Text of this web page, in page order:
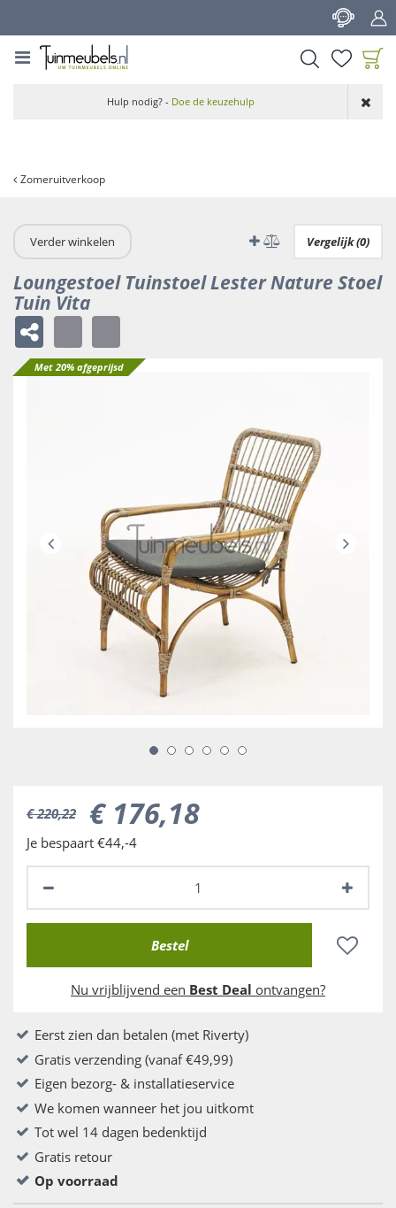
Zomeruitverkoop
aan wensenlijst
Hulp nodig? - Doe de keuzehulp
Verder winkelen Vergelijk (0)
Loungestoel Tuinstoel Lester Nature Stoel
Tuin Vita
Met 20% afgeprijsd
€ 220,22 € 176,18
Je bespaart €44,-4
Nu vrijblijvend een Best Deal ontvangen?
Eerst zien dan betalen (met Riverty)
Gratis verzending (vanaf €49,99)
Eigen bezorg- & installatieservice
We komen wanneer het jou uitkomt
Tot wel 14 dagen bedenktijd
Gratis retour
Op voorraad